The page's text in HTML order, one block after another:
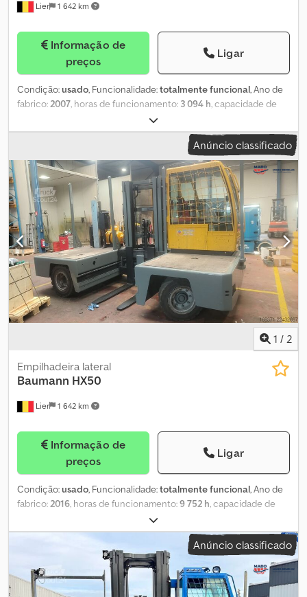
Lier 1 642 km
Informação de
preços
Ligar
Condição:usado, Funcionalidade:totalmente funcional, Ano de
fabrico:2007, horas de funcionamento: 3 094 h, capacidade de
, altura de elevação:
2 390 mm, tipo de combustível:elétrico, tipo de mastro:duplex,
, O Combilift C4000E é um empilhador lateral de
2007, com 3094 horas de funcionamento. Possui joystick e bateria
substituída em 2025. Cjdozpyqrepfx Aqweha
Anúncio classificado
1 / 2
Lier 1 642 km
Empilhadeira lateral
Baumann HX50
Informação de
preços
Ligar
Condição:usado, Funcionalidade:totalmente funcional, Ano de
fabrico:2016, horas de funcionamento:9 752 h, capacidade de
, altura de elevação:
combustível:gás, tipo de mastro:triplex, cor:amarelo, O Baumann
HX50 é um empilhador lateral de dois lados, fabricado em 2016,
com 9752 horas de utilização. Chedjzpw R Nspfx Aqwsa
Anúncio classificado